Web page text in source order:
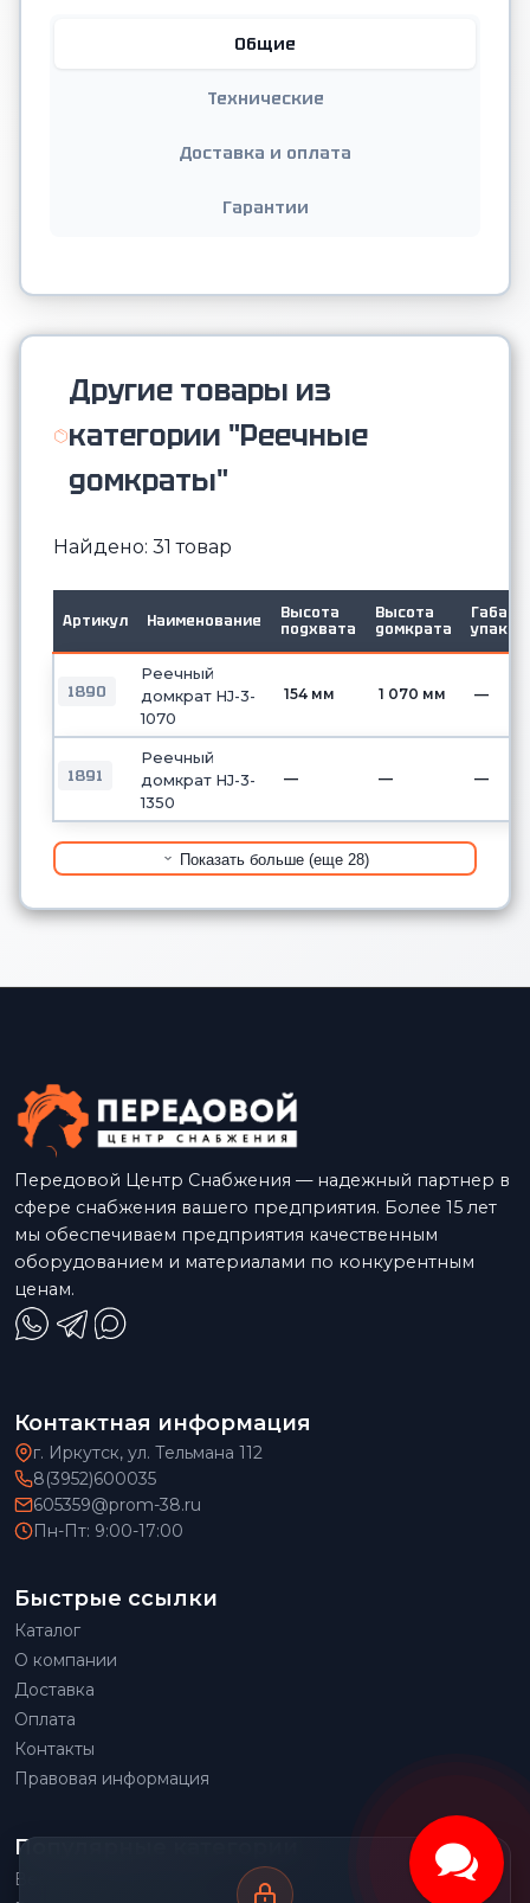
Общие
Технические
Доставка и оплата
Гарантии
Другие товары из
категории "Реечные
домкраты"
Найдено: 31 товар
Артикул Наименование
Высота
подхвата
Высота
домкрата
1890
Реечный
домкрат HJ-3-
1070
154 мм 1 070 мм —
1891
Реечный
домкрат HJ-3-
1350
— — —
Показать больше (еще 28)
Передовой Центр Снабжения — надежный партнер в
сфере снабжения вашего предприятия. Более 15 лет
мы обеспечиваем предприятия качественным
оборудованием и материалами по конкурентным
ценам.
Контактная информация
г. Иркутск, ул. Тельмана 112
8(3952)600035
605359@prom-38.ru
Пн-Пт: 9:00-17:00
Быстрые ссылки
Каталог
О компании
Доставка
Оплата
Контакты
Правовая информация
Популярные категории
Весовое оборудование